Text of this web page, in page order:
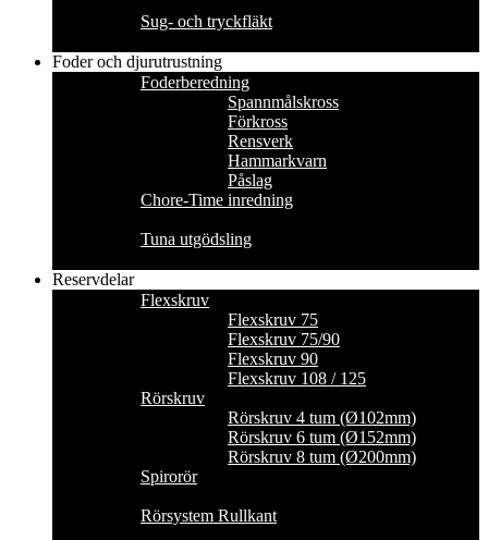
Sug- och tryckfläkt
Foder och djurutrustning
Foderberedning
Spannmålskross
Förkross
Rensverk
Hammarkvarn
Påslag
Chore-Time inredning
Tuna utgödsling
Reservdelar
Flexskruv
Flexskruv 75
Flexskruv 75/90
Flexskruv 90
Flexskruv 108 / 125
Rörskruv
Rörskruv 4 tum (Ø102mm)
Rörskruv 6 tum (Ø152mm)
Rörskruv 8 tum (Ø200mm)
Spirorör
Rörsystem Rullkant